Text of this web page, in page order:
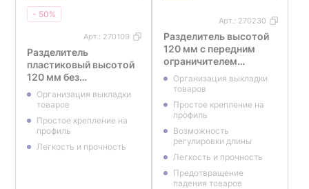
- 50%
Арт.: 270109
Разделитель
пластиковый высотой
120 мм без
ограничителя DIV120,
длина 285-485 мм
Организация выкладки
товаров
Простое крепление на
профиль
Легкость и прочность
Арт.: 270230
Разделитель высотой
120 мм с передним
ограничителем
DIV120-BTW120, длина
285-485 мм
Организация выкладки
товаров
Простое крепление на
профиль
Возможность
регулировки длины
Легкость и прочность
Предотвращение
падения товаров